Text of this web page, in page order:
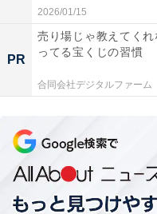
2026/01/15
PR
売り場じゃ教えてく
ってる宝くじの習慣
合同会社デジタルファーム